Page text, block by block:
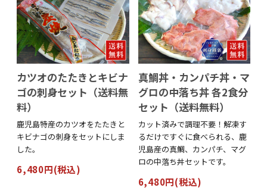
カツオのたたきとキビナ
ゴの刺身セット（送料無
料）
鹿児島特産のカツオをたたきと
キビナゴの刺身をセットにしま
した。
6,480円(税込)
真鯛丼・カンパチ丼・マ
グロの中落ち丼 各2食分
セット（送料無料）
カット済みで調理不要！解凍す
るだけですぐに食べられる、鹿
児島産の真鯛、カンパチ、マグ
ロの中落ち丼セットです。
6,480円(税込)